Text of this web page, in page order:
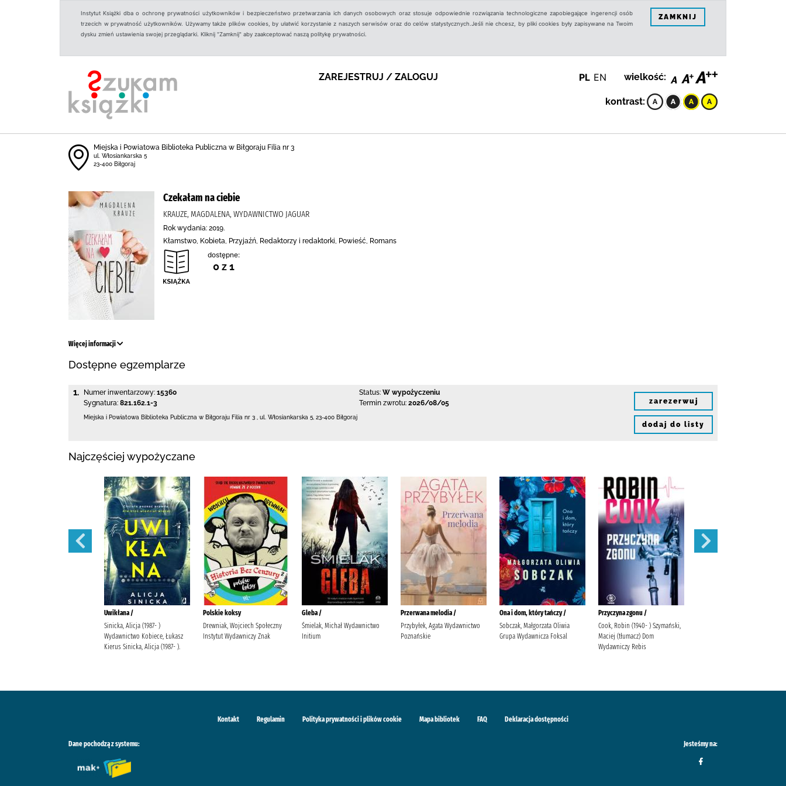
Instytut Książki dba o ochronę prywatności użytkowników i bezpieczeństwo przetwarzania ich danych osobowych oraz stosuje odpowiednie rozwiązania technologiczne zapobiegające ingerencji osób
trzecich w prywatność użytkowników. Używamy także plików cookies, by ułatwić korzystanie z naszych serwisów oraz do celów statystycznych.Jeśli nie chcesz, by pliki cookies były zapisywane na Twoim
dysku zmień ustawienia swojej przeglądarki. Kliknij "Zamknij" aby zaakceptować naszą politykę prywatności.
ZAMKNIJ
ZAREJESTRUJ / ZALOGUJ PL EN wielkość:
kontrast:
Miejska i Powiatowa Biblioteka Publiczna w Biłgoraju Filia nr 3
ul. Włosiankarska 5
23-400 Biłgoraj
Czekałam na ciebie
KRAUZE, MAGDALENA, WYDAWNICTWO JAGUAR
Rok wydania: 2019.
Kłamstwo, Kobieta, Przyjaźń, Redaktorzy i redaktorki, Powieść, Romans
dostępne:
0 z 1
Więcej informacji
Dostępne egzemplarze
1. Numer inwentarzowy: 15360
Sygnatura: 821.162.1-3
Status: W wypożyczeniu
Termin zwrotu: 2026/08/05
Miejska i Powiatowa Biblioteka Publiczna w Biłgoraju Filia nr 3 ul. Włosiankarska 5 23-400 Biłgoraj
zarezerwuj
dodaj do listy
Najczęściej wypożyczane
Uwikłana /
Sinicka, Alicja (1987- )
Wydawnictwo Kobiece, Łukasz
Kierus Sinicka, Alicja (1987- ).
Polskie koksy
Drewniak, Wojciech Społeczny
Instytut Wydawniczy Znak
Gleba /
Śmielak, Michał Wydawnictwo
Initium
Przerwana melodia /
Przybyłek, Agata Wydawnictwo
Poznańskie
Ona i dom, który tańczy /
Sobczak, Małgorzata Oliwia
Grupa Wydawnicza Foksal
Przyczyna zgonu /
Cook, Robin (1940- ) Szymański,
Maciej (tłumacz) Dom
Wydawniczy Rebis
Kontakt Regulamin Polityka prywatności i plików cookie Mapa bibliotek FAQ Deklaracja dostępności
Dane pochodzą z systemu: Jesteśmy na: